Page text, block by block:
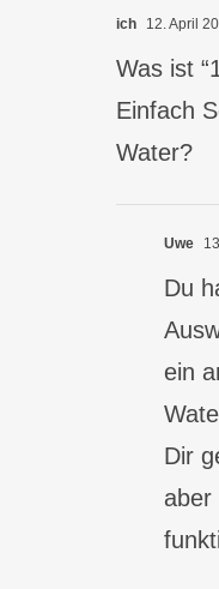
ich 12. April
Was ist
Einfach
Water?
Uwe
Du
ein
Dir
aber